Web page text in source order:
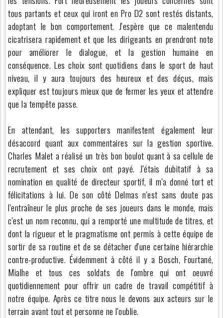
tous partants et ceux qui iront en Pro D2 sont restés distants,
adoptant le bon comportement. J'espère que ce malentendu
cicatrisera rapidement et que les dirigeants en prendront note
pour améliorer le dialogue, et la gestion humaine en
conséquence. Les choix sont quotidiens dans le sport de haut
niveau, il y aura toujours des heureux et des déçus, mais
expliquer est toujours mieux que de fermer les yeux et attendre
que la tempête passe.
En attendant, les supporters manifestent également leur
désaccord quant aux commentaires sur la gestion sportive.
Charles Malet a réalisé un très bon boulot quant à sa cellule de
recrutement et ses choix ont payé. J'étais dubitatif à sa
nomination en qualité de directeur sportif, il m'a donné tort et
félicitations à lui. De son côté Delmas n'est sans doute pas
l'entraîneur le plus proche de ses joueurs dans le monde, mais
c'est un nom reconnu, qui a remporté une multitude de titres, et
dont la rigueur et le pragmatisme ont permis à cette équipe de
sortir de sa routine et de se détacher d'une certaine hiérarchie
contre-productive. Évidemment à côté il y a Bosch, Fourtané,
Mialhe et tous ces soldats de l'ombre qui ont oeuvré
quotidiennement pour offrir un cadre de travail compétitif à
notre équipe. Après ce titre nous le devons aux acteurs sur le
terrain avant tout et personne ne l'oublie.